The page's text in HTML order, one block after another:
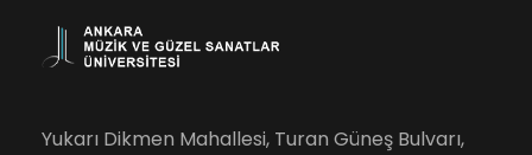
Yukarı Dikmen Mahallesi, Turan Güneş Bulvarı,